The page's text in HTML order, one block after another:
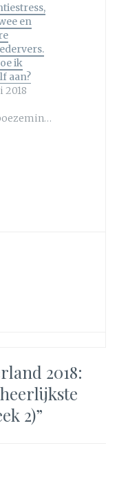
en
ik
aan?
2018
"Ontboezemingen"
2018:
2)”